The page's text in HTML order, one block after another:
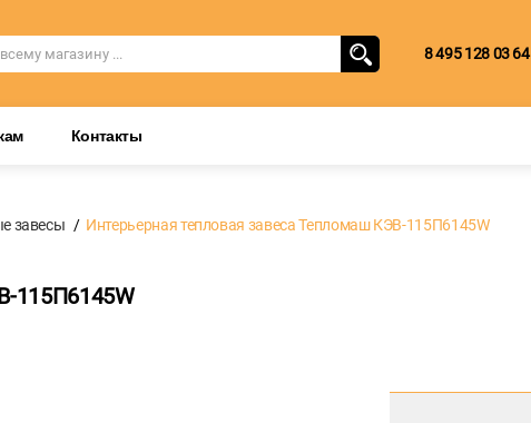
8 495 128 03 64
Контакты
завесы Интерьерная тепловая завеса Тепломаш КЭВ-115П6145W
115П6145W